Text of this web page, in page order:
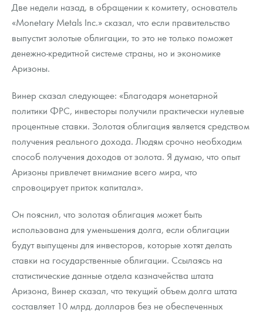
Наборы подарочных и коллекционных монет
Монеты и жетоны из недрагоценных металлов
Книги по нумизматике
Две недели назад, в обращении к комитету, основатель
«Monetary Metals Inc.» сказал, что если правительство
выпустит золотые облигации, то это не только поможет
денежно-кредитной системе страны, но и экономике
Аризоны.
Винер сказал следующее: «Благодаря монетарной
политики ФРС, инвесторы получили практически нулевые
процентные ставки. Золотая облигация является средством
получения реального дохода. Людям срочно необходим
способ получения доходов от золота. Я думаю, что опыт
Аризоны привлечет внимание всего мира, что
спровоцирует приток капитала».
Он пояснил, что золотая облигация может быть
использована для уменьшения долга, если облигации
будут выпущены для инвесторов, которые хотят делать
ставки на государственные облигации. Ссылаясь на
статистические данные отдела казначейства штата
Аризона, Винер сказал, что текущий объем долга штата
составляет 10 млрд. долларов без не обеспеченных